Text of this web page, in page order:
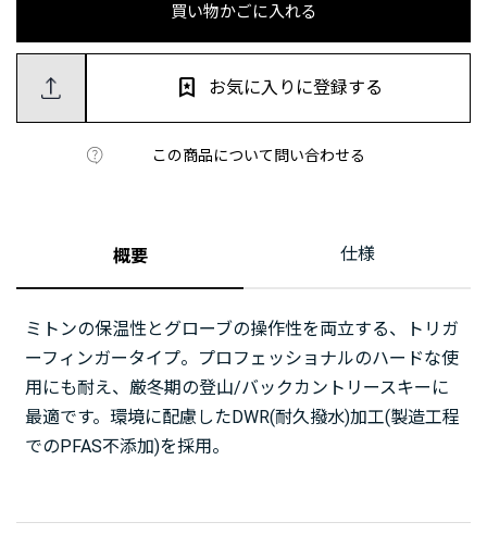
買い物かごに入れる
この商品について問い合わせる
お気に入りに登録する
概要 仕様
ミトンの保温性とグローブの操作性を両立する、トリガ
ーフィンガータイプ。プロフェッショナルのハードな使
用にも耐え、厳冬期の登山/バックカントリースキーに
最適です。環境に配慮したDWR(耐久撥水)加工(製造工程
でのPFAS不添加)を採用。